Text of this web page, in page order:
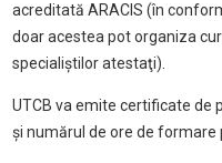
acreditată ARACIS (în
doar acestea pot organiza
specialiştilor atestaţi).
UTCB va emite certificate de
şi numărul de ore de formare